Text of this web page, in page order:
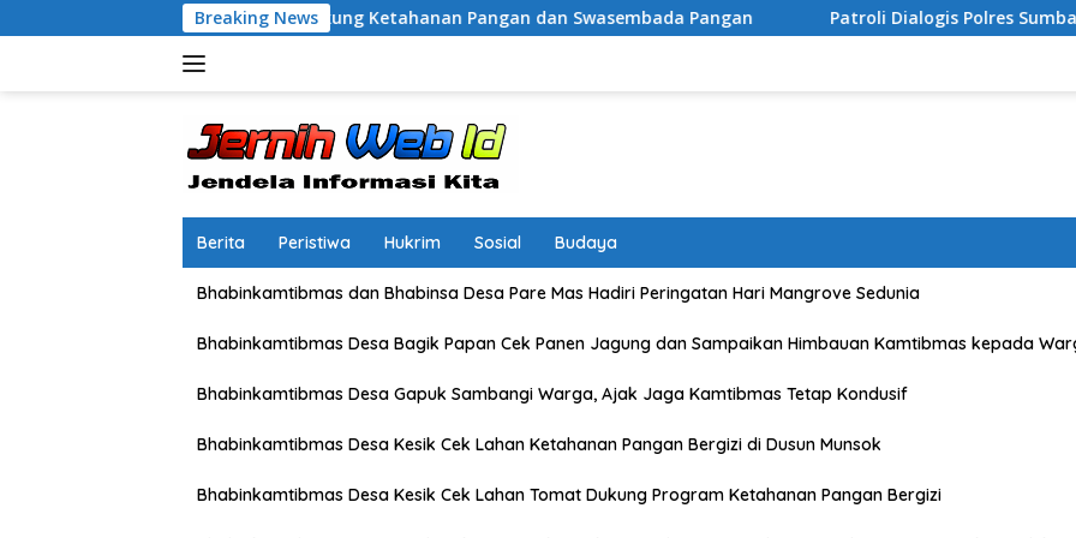
ke
Breaking News
Dukung Ketahanan Pangan dan Swasembada Pangan Patroli Dialogis Polres Sumbawa Barat Sasar
Berita Peristiwa Hukrim Sosial Budaya
Bhabinkamtibmas dan Bhabinsa Desa Pare Mas Hadiri Peringatan Hari Mangrove Sedunia
Bhabinkamtibmas Desa Bagik Papan Cek Panen Jagung dan Sampaikan Himbauan Kamtibmas kepada
Bhabinkamtibmas Desa Gapuk Sambangi Warga, Ajak Jaga Kamtibmas Tetap Kondusif
Bhabinkamtibmas Desa Kesik Cek Lahan Ketahanan Pangan Bergizi di Dusun Munsok
Bhabinkamtibmas Desa Kesik Cek Lahan Tomat Dukung Program Ketahanan Pangan Bergizi